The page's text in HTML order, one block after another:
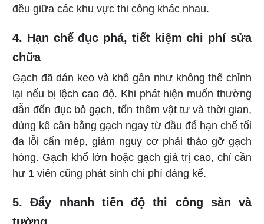
đều giữa các khu vực thi công khác nhau.
4. Hạn chế đục phá, tiết kiệm chi phí sửa
chữa
Gạch đã dán keo và khô gần như không thể chỉnh
lại nếu bị lệch cao độ. Khi phát hiện muốn thường
dẫn đến đục bỏ gạch, tốn thêm vật tư và thời gian,
dùng kê cân bằng gạch ngay từ đầu để hạn chế tối
đa lỗi cấn mép, giảm nguy cơ phải tháo gỡ gạch
hỏng. Gạch khổ lớn hoặc gạch giá trị cao, chỉ cần
hư 1 viên cũng phát sinh chi phí đáng kể.
5. Đẩy nhanh tiến độ thi công sàn và